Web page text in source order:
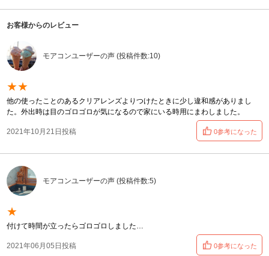
お客様からのレビュー
モアコンユーザーの声 (投稿件数:10)
★★
他の使ったことのあるクリアレンズよりつけたときに少し違和感がありまし
た。外出時は目のゴロゴロが気になるので家にいる時用にまわしました。
2021年10月21日投稿 0参考になった
モアコンユーザーの声 (投稿件数:5)
★
付けて時間が立ったらゴロゴロしました…
2021年06月05日投稿 0参考になった